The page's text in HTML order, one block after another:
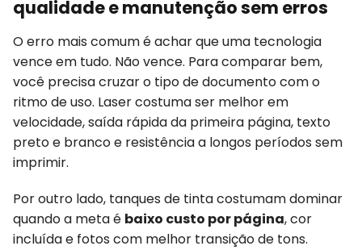
qualidade e manutenção sem erros
O erro mais comum é achar que uma tecnologia
vence em tudo. Não vence. Para comparar bem,
você precisa cruzar o tipo de documento com o
ritmo de uso. Laser costuma ser melhor em
velocidade, saída rápida da primeira página, texto
preto e branco e resistência a longos períodos sem
imprimir.
Por outro lado, tanques de tinta costumam dominar
quando a meta é baixo custo por página, cor
incluída e fotos com melhor transição de tons.